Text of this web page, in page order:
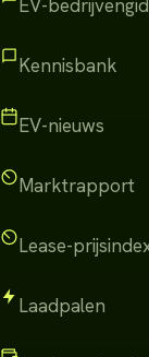
EV-
Kennisbank
EV-nieuws
Marktrapport
Lease-
Laadpalen